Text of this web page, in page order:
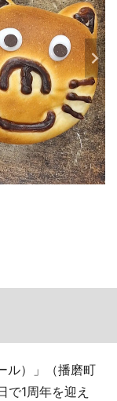
ル）」（播磨町
1周年を迎え